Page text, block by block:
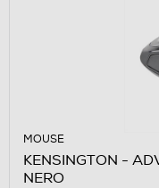
MOUSE
KENSINGTON -
NERO